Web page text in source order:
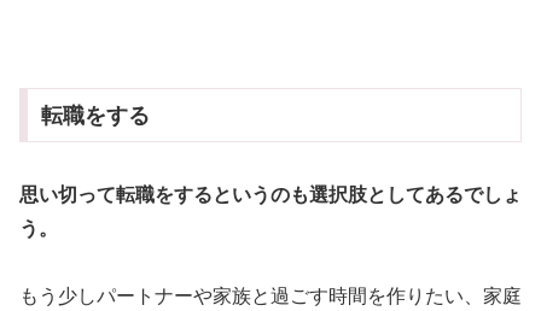
転職をする
思い切って転職をするというのも選択肢としてあるでしょ
う。
もう少しパートナーや家族と過ごす時間を作りたい、家庭